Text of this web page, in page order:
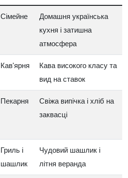
Сімейне
Домашня українська
кухня і затишна
атмосфера
Кав'ярня
Кава високого класу та
вид на ставок
Пекарня
Свіжа випічка і хліб на
заквасці
Гриль і
шашлик
Чудовий шашлик і
літня веранда